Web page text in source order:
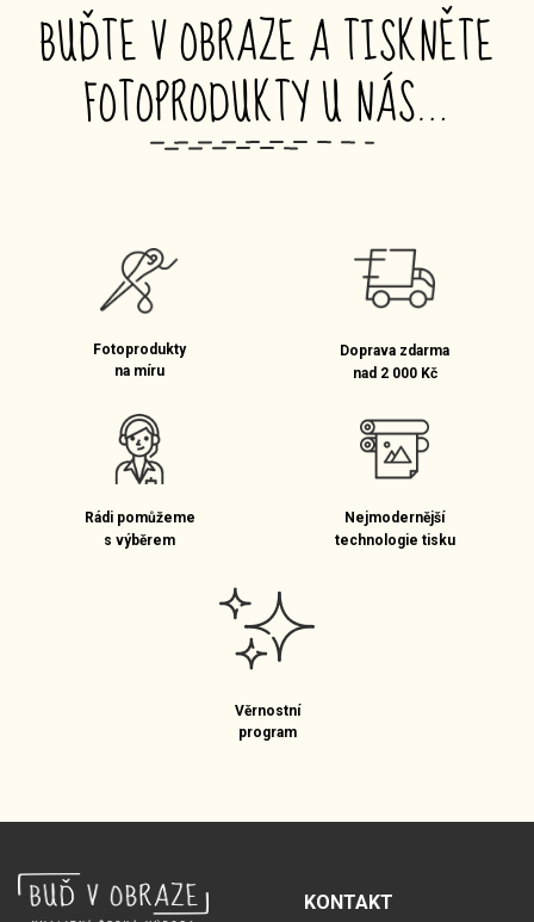
BUĎTE V OBRAZE A TISKNĚTE
FOTOPRODUKTY U NÁS…
_
Fotoprodukty
na míru
Doprava zdarma
nad 2 000 Kč
Rádi pomůžeme
s výběrem
Nejmodernější
technologie tisku
Věrnostní
program
KONTAKT